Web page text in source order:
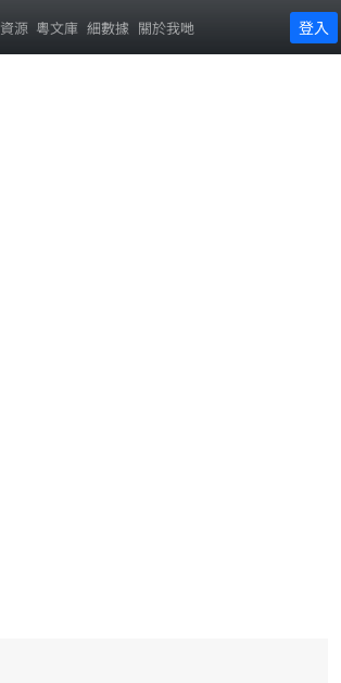
資源 粵文庫 細數據 關於我哋 登入